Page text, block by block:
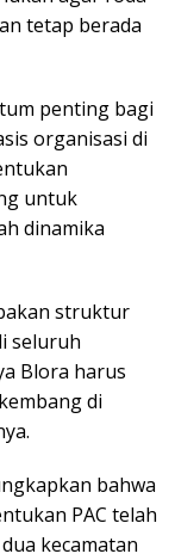
tetap berada
penting bagi
organisasi di
untuk
dinamika
struktur
seluruh
Blora harus
di
bahwa
PAC telah
kecamatan